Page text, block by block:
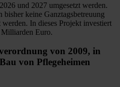
und 2027 umgesetzt werden.
bisher keine Ganztagsbetreuung
In dieses Projekt investiert
Euro.
von 2009, in
von Pflegeheimen